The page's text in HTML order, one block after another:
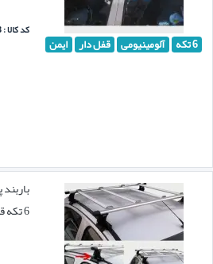
6 تکه آلومینیومی قفل دار ایمن
کد کالا : 1433
6 تکه قفل دار